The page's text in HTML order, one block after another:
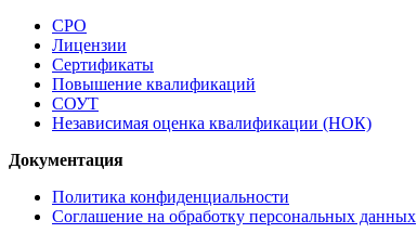
СРО
Лицензии
Сертификаты
Повышение квалификаций
СОУТ
Независимая оценка квалификации (НОК)
Документация
Политика конфиденциальности
Соглашение на обработку персональных данных